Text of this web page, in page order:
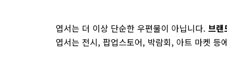
엽서는 더 이상 단순한 우편물이 아닙니다. 브랜
엽서는 전시, 팝업스토어, 박람회, 아트 마켓 등